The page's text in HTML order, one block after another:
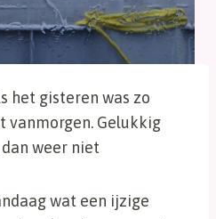
het gisteren was zo
vanmorgen. Gelukkig
weer niet
wat een ijzige